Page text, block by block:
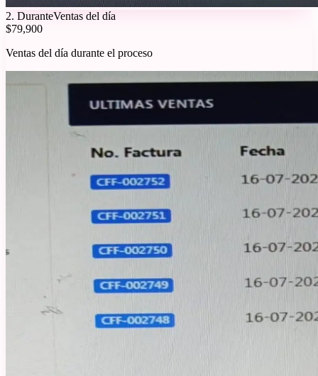
2. DuranteVentas del día
$79,900
Ventas del día durante el proceso